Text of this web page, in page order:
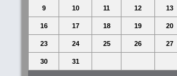
9 10 11 12 13
16 17 18 19 20
23 24 25 26 27
30 31